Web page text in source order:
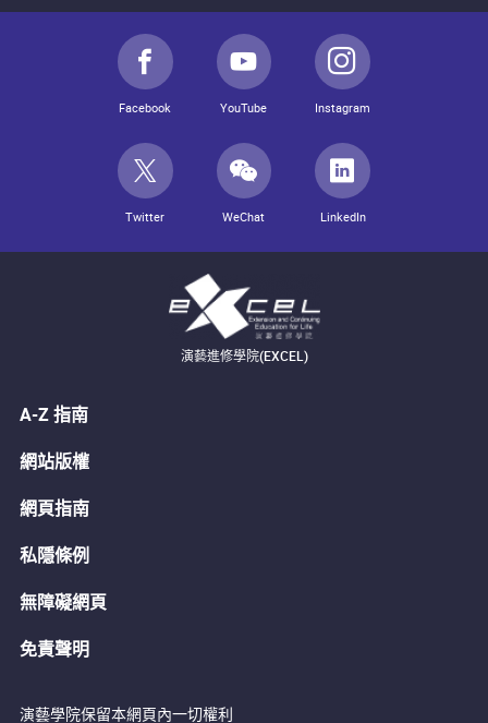
Facebook YouTube Instagram
Twitter WeChat LinkedIn
演藝進修學院(EXCEL)
A-Z 指南
網站版權
網頁指南
私隱條例
無障礙網頁
免責聲明
演藝學院保留本網頁內一切權利